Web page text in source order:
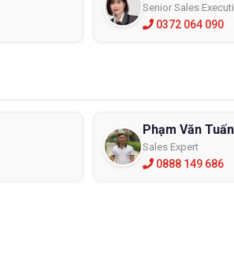
xã hội từ y học, công nghiệp, quân sự,
Senior Sales
0372 064 090
Phạm Văn Tuấn
Sales Expert
0888 149 686